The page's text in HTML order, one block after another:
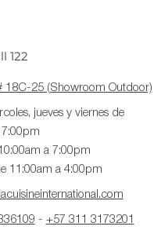
122
18C-25 (Showroom Outdoor)
jueves y viernes de
7:00pm
a 7:00pm
11:00am a 4:00pm
- +57 311 3173201